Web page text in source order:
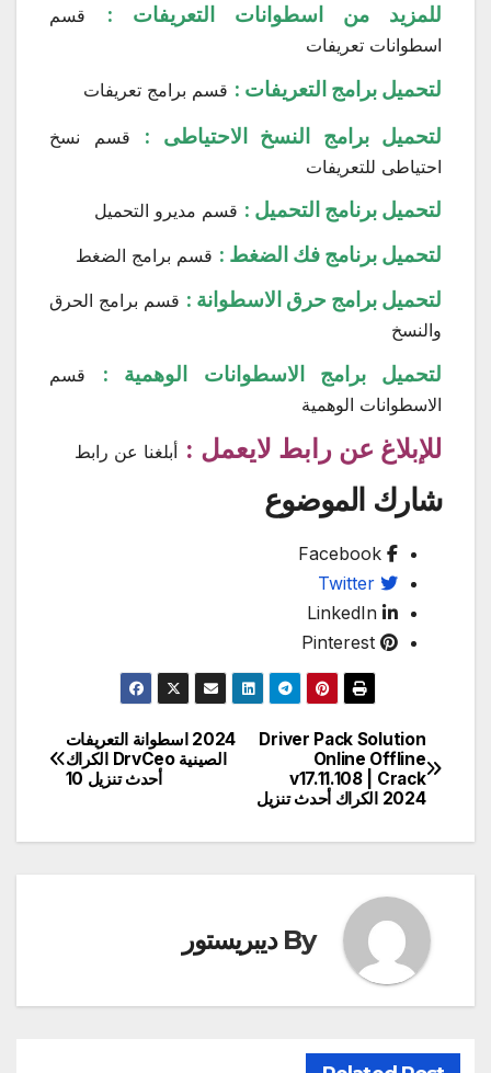
للمزيد من اسطوانات التعريفات : قسم
اسطوانات تعريفات
لتحميل برامج التعريفات : قسم برامج تعريفات
لتحميل برامج النسخ الاحتياطى : قسم نسخ
احتياطى للتعريفات
لتحميل برنامج التحميل : قسم مديرو التحميل
لتحميل برنامج فك الضغط : قسم برامج الضغط
لتحميل برامج حرق الاسطوانة : قسم برامج الحرق
والنسخ
لتحميل برامج الاسطوانات الوهمية : قسم
الاسطوانات الوهمية
للإبلاغ عن رابط لايعمل : أبلغنا عن رابط
شارك الموضوع
تصفّح
المقالات
2024 اسطوانة التعريفات
الصينية DrvCeo الكراك
أحدث تنزيل 10
Driver Pack Solution
Online Offline
v17.11.108 | Crack
2024 الكراك أحدث تنزيل
By ديبريستور